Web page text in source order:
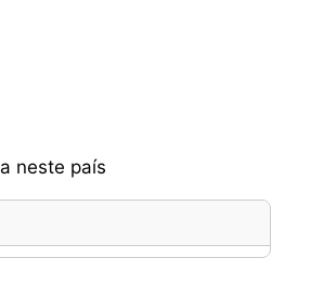
neste país